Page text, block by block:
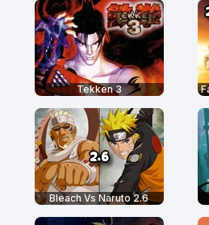
Tekken 3
Bleach Vs Naruto 2.6